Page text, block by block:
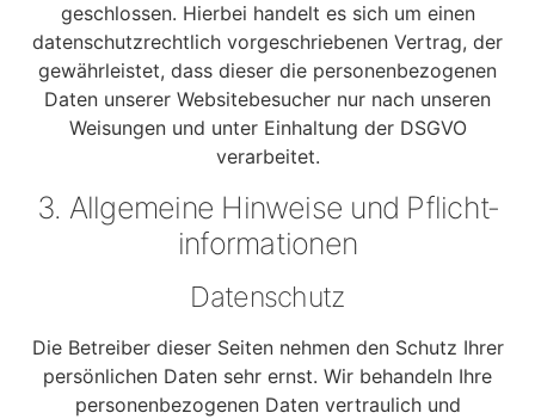
geschlossen. Hierbei handelt es sich um einen
datenschutzrechtlich vorgeschriebenen Vertrag, der
gewährleistet, dass dieser die personenbezogenen
Daten unserer Websitebesucher nur nach unseren
Weisungen und unter Einhaltung der DSGVO
verarbeitet.
3. Allgemeine Hinweise und Pflicht­
informationen
Datenschutz
Die Betreiber dieser Seiten nehmen den Schutz Ihrer
persönlichen Daten sehr ernst. Wir behandeln Ihre
personenbezogenen Daten vertraulich und